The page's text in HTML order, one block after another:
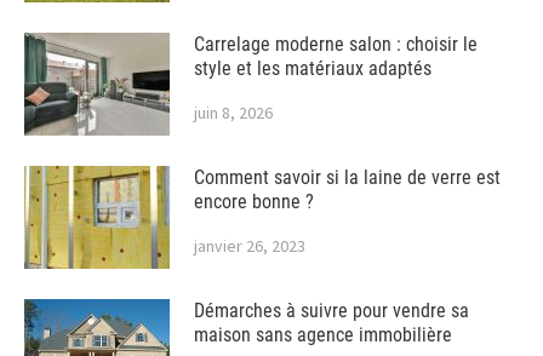
Carrelage moderne salon : choisir le
style et les matériaux adaptés
juin 8, 2026
Comment savoir si la laine de verre est
encore bonne ?
janvier 26, 2023
Démarches à suivre pour vendre sa
maison sans agence immobilière